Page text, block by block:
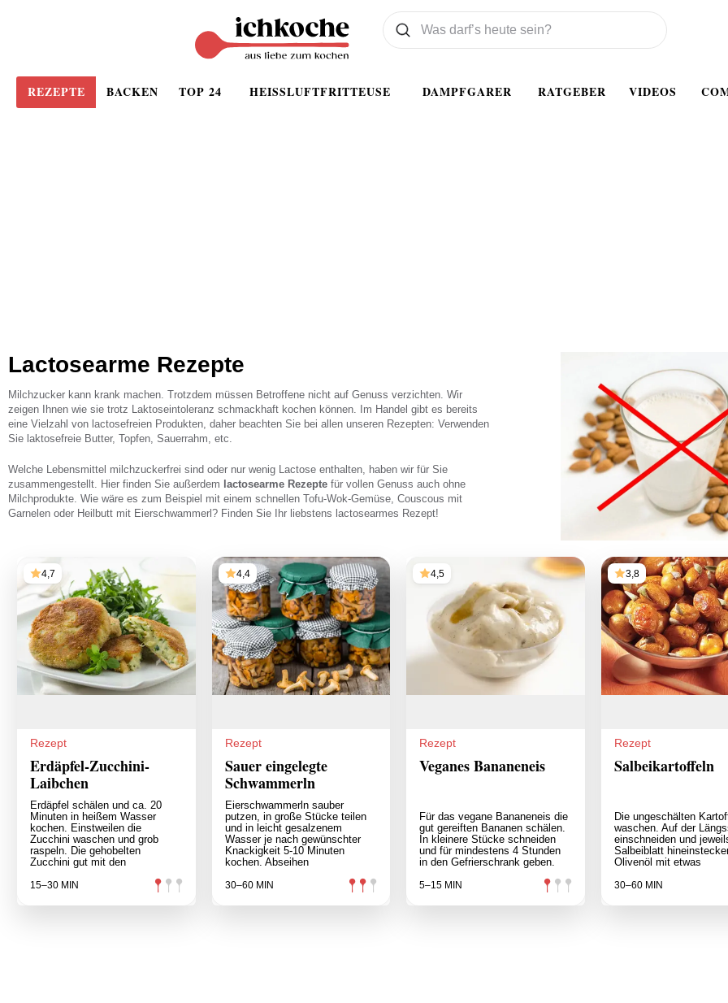
REZEPTE BACKEN TOP 24 HEISSLUFTFRITTEUSE DAMPFGARER RATGEBER VIDEOS
Was wollen Sie suchen
Suchen
Lactosearme Rezepte
Milchzucker kann krank machen. Trotzdem müssen Betroffene nicht auf Genuss verzichten. Wir
zeigen Ihnen wie sie trotz Laktoseintoleranz schmackhaft kochen können. Im Handel gibt es bereits
eine Vielzahl von lactosefreien Produkten, daher beachten Sie bei allen unseren Rezepten: Verwenden
Sie laktosefreie Butter, Topfen, Sauerrahm, etc.
Welche Lebensmittel milchzuckerfrei sind oder nur wenig Lactose enthalten, haben wir für Sie
zusammengestellt. Hier finden Sie außerdem lactosearme Rezepte für vollen Genuss auch ohne
Milchprodukte. Wie wäre es zum Beispiel mit einem schnellen Tofu-Wok-Gemüse, Couscous mit
Garnelen oder Heilbutt mit Eierschwammerl? Finden Sie Ihr liebstens lactosearmes Rezept!
4,7
Rezept
Erdäpfel-Zucchini-
Laibchen
Erdäpfel schälen und ca. 20
Minuten in heißem Wasser
kochen. Einstweilen die
Zucchini waschen und grob
raspeln. Die gehobelten
Zucchini gut mit den
15–30 MIN
4,4
Rezept
Sauer eingelegte
Schwammerln
Eierschwammerln sauber
putzen, in große Stücke teilen
und in leicht gesalzenem
Wasser je nach gewünschter
Knackigkeit 5-10 Minuten
kochen. Abseihen
30–60 MIN
4,5
Rezept
Veganes Bananeneis
Für das vegane Bananeneis die
gut gereiften Bananen schälen.
In kleinere Stücke schneiden
und für mindestens 4 Stunden
in den Gefrierschrank geben.
5–15 MIN
3,8
Rezept
Salbeikartoffeln
Die ungeschälten
waschen. Auf der
einschneiden und
Salbeiblatt
Olivenöl mit etwas
30–60 MIN